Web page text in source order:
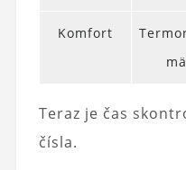
Komfort
Teraz je čas
čísla.